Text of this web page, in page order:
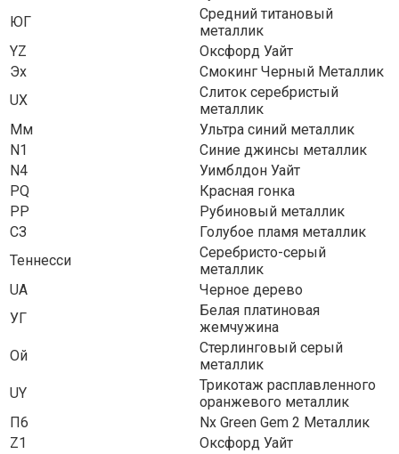
ЮГ
Средний титановый
металлик
YZ
Оксфорд Уайт
Эх
Смокинг Черный Металлик
UX
Слиток серебристый
металлик
Мм
Ультра синий металлик
N1
Синие джинсы металлик
N4
Уимблдон Уайт
PQ
Красная гонка
РР
Рубиновый металлик
СЗ
Голубое пламя металлик
Теннесси
Серебристо-серый
металлик
UA
Черное дерево
УГ
Белая платиновая
жемчужина
Ой
Стерлинговый серый
металлик
UY
Трикотаж расплавленного
оранжевого металлик
П6
Nx Green Gem 2 Металлик
Z1
Оксфорд Уайт